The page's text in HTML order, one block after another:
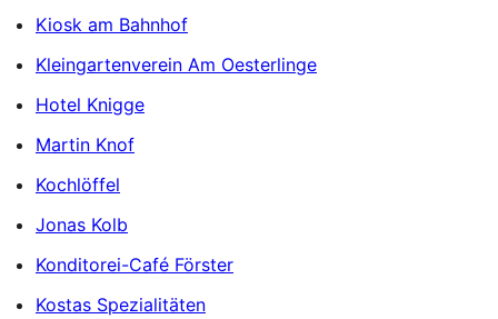
Kiosk am Bahnhof
Kleingartenverein Am Oesterlinge
Hotel Knigge
Martin Knof
Kochlöffel
Jonas Kolb
Konditorei-Café Förster
Kostas Spezialitäten